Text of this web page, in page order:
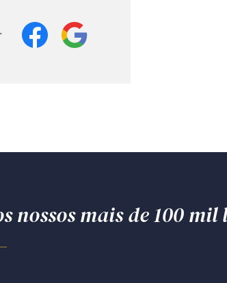
nossos mais de 100 mil